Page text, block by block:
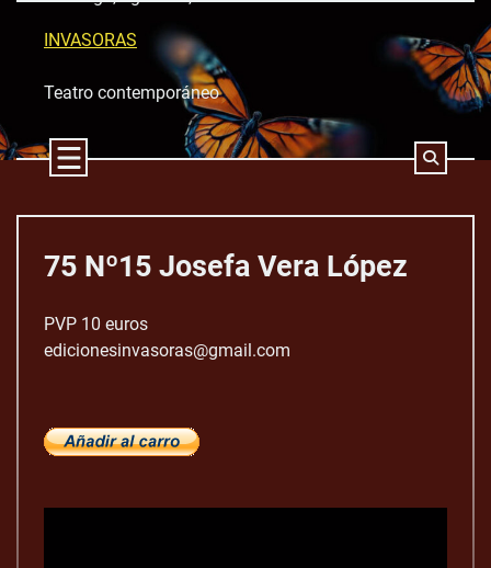
INVASORAS
Teatro contemporáneo
75 Nº15 Josefa Vera López
PVP 10 euros
edicionesinvasoras@gmail.com